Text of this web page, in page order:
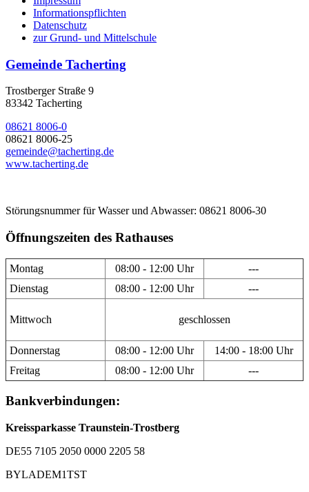
Informationspflichten
Datenschutz
zur Grund- und Mittelschule
Gemeinde Tacherting
Trostberger Straße 9
83342 Tacherting
08621 8006-0
08621 8006-25
gemeinde@tacherting.de
www.tacherting.de
Störungsnummer für Wasser und Abwasser: 08621 8006-30
Öffnungszeiten des Rathauses
Montag 08:00 - 12:00 Uhr
---
Dienstag
08:00 - 12:00 Uhr ---
Mittwoch geschlossen
Donnerstag 08:00 - 12:00 Uhr
14:00 - 18:00 Uhr
Freitag
08:00 - 12:00 Uhr ---
Bankverbindungen:
Kreissparkasse Traunstein-Trostberg
DE55 7105 2050 0000 2205 58
BYLADEM1TST